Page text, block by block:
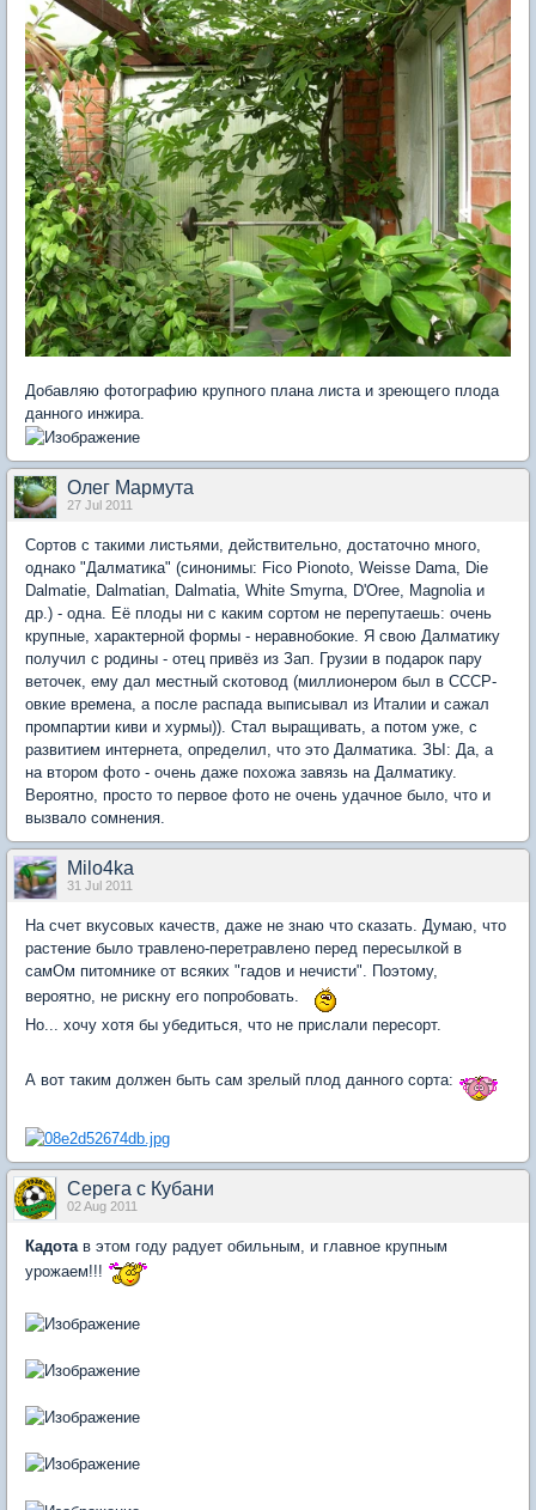
Добавляю фотографию крупного плана листа и зреющего плода
данного инжира.
Олег Мармута
27 Jul 2011
Сортов с такими листьями, действительно, достаточно много,
однако "Далматика" (синонимы: Fico Pionoto, Weisse Dama, Die
Dalmatie, Dalmatian, Dalmatia, White Smyrna, D'Oree, Magnolia и
др.) - одна. Её плоды ни с каким сортом не перепутаешь: очень
крупные, характерной формы - неравнобокие. Я свою Далматику
получил с родины - отец привёз из Зап. Грузии в подарок пару
веточек, ему дал местный скотовод (миллионером был в СССР-
овкие времена, а после распада выписывал из Италии и сажал
промпартии киви и хурмы)). Стал выращивать, а потом уже, с
развитием интернета, определил, что это Далматика. ЗЫ: Да, а
на втором фото - очень даже похожа завязь на Далматику.
Вероятно, просто то первое фото не очень удачное было, что и
вызвало сомнения.
Milo4ka
31 Jul 2011
На счет вкусовых качеств, даже не знаю что сказать. Думаю, что
растение было травлено-перетравлено перед пересылкой в
самОм питомнике от всяких "гадов и нечисти". Поэтому,
вероятно, не рискну его попробовать.
Но... хочу хотя бы убедиться, что не прислали пересорт.
А вот таким должен быть сам зрелый плод данного сорта:
Серега с Кубани
02 Aug 2011
Кадотав этом году радует обильным, и главное крупным
урожаем!!!